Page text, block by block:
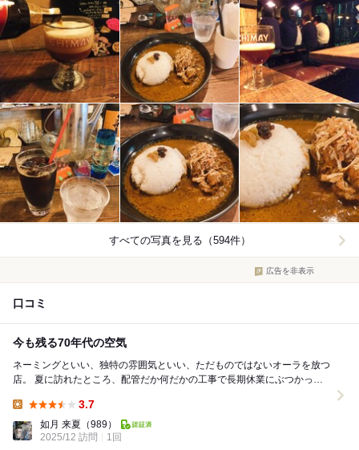
すべての写真を見る（594件）
広告を非表示
口コミ
今も残る70年代の空気
ネーミングといい、独特の雰囲気といい、ただものではないオーラを放つ
店。 夏に訪れたところ、配管だか何だかの工事で長期休業にぶつかって
3.7
如月 来夏 （989）
2025/12 訪問
1回